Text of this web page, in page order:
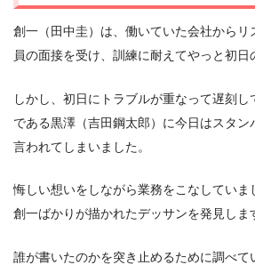
創一（田中圭）は、働いていた会社からリ
員の面接を受け、訓練に耐えてやっと初日
しかし、初日にトラブルが重なって遅刻
である黒澤（吉田鋼太郎）に今日はスタン
言われてしまいました。
悔しい想いをしながら業務をこなしていま
創一ばかりが描かれたデッサンを発見しま
誰が書いたのかを突き止めるために調べて